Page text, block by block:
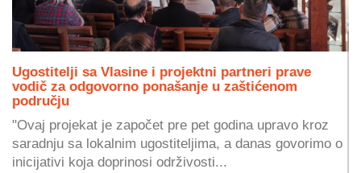
Ugostitelji sa Vlasine i projektni partneri prave
vodič za odgovorno ponašanje u zaštićenom
području
"Ovaj projekat je započet pre pet godina upravo kroz
saradnju sa lokalnim ugostiteljima, a danas govorimo o
inicijativi koja doprinosi održivosti...